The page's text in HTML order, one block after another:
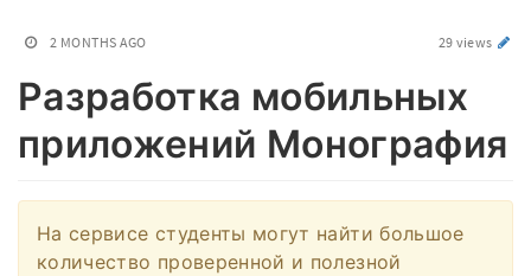
2 MONTHS AGO 29 views
Разработка мобильных
приложений Монография
На сервисе студенты могут найти большое
количество проверенной и полезной